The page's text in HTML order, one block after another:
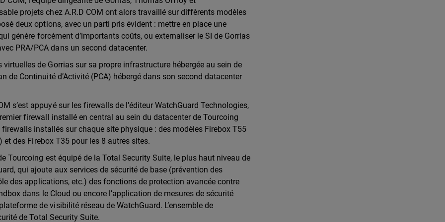
projets chez A.R.D COM ont alors travaillé sur diffèrents modèles
deux options, avec un parti pris évident : mettre en place une
génère forcément d’importants coûts, ou externaliser le SI de Gorrias
PRA/PCA dans un second datacenter.
virtuelles de Gorrias sur sa propre infrastructure hébergée au sein de
de Continuité d’Activité (PCA) hébergé dans son second datacenter
s’est appuyé sur les firewalls de l’éditeur WatchGuard Technologies,
firewall installé en central au sein du datacenter de Tourcoing
installés sur chaque site physique : des modèles Firebox T55
des Firebox T35 pour les 8 autres sites.
Tourcoing est équipé de la Total Security Suite, le plus haut niveau de
qui ajoute aux services de sécurité de base (prévention des
des applications, etc.) des fonctions de protection avancée contre
dans le Cloud ou encore l’application de mesures de sécurité
de visibilité réseau de WatchGuard. L’ensemble de
de Total Security Suite.